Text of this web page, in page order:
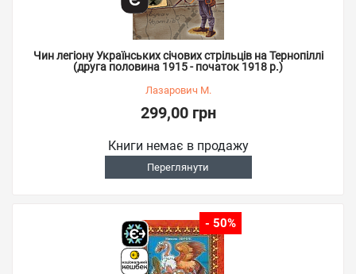
Чин легіону Українських січових стрільців на Тернопіллі
(друга половина 1915 - початок 1918 р.)
Лазарович М.
299,00 грн
Книги немає в продажу
Переглянути
- 50%